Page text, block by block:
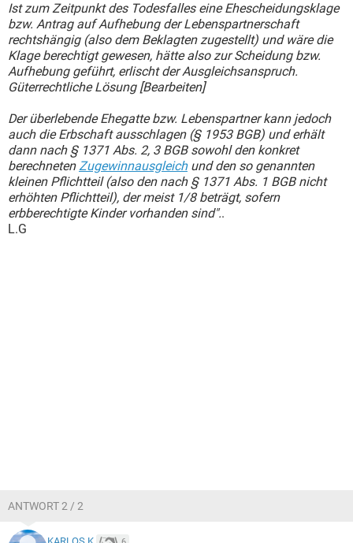
Ist zum Zeitpunkt des Todesfalles eine Ehescheidungsklage
bzw. Antrag auf Aufhebung der Lebenspartnerschaft
rechtshängig (also dem Beklagten zugestellt) und wäre die
Klage berechtigt gewesen, hätte also zur Scheidung bzw.
Aufhebung geführt, erlischt der Ausgleichsanspruch.
Güterrechtliche Lösung [Bearbeiten]
Der überlebende Ehegatte bzw. Lebenspartner kann jedoch
auch die Erbschaft ausschlagen (§ 1953 BGB) und erhält
dann nach § 1371 Abs. 2, 3 BGB sowohl den konkret
berechnetenZugewinnausgleichund den so genannten
kleinen Pflichtteil (also den nach § 1371 Abs. 1 BGB nicht
erhöhten Pflichtteil), der meist 1/8 beträgt, sofern
erbberechtigte Kinder vorhanden sind"..
L.G
ANTWORT 2 / 2